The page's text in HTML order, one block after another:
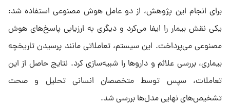
برای انجام این پژوهش، از دو عامل هوش مصنوعی استفاده شد:
یکی نقش بیمار را ایفا می‌کرد و دیگری به ارزیابی پاسخ‌های هوش
مصنوعی می‌پرداخت. این سیستم، تعاملاتی مانند پرسیدن تاریخچه
بیماری، بررسی علائم و داروها را شبیه‌سازی کرد. نتایج حاصل از این
تعاملات، سپس توسط متخصصان انسانی تحلیل و صحت
تشخیص‌های نهایی مدل‌ها بررسی شد.